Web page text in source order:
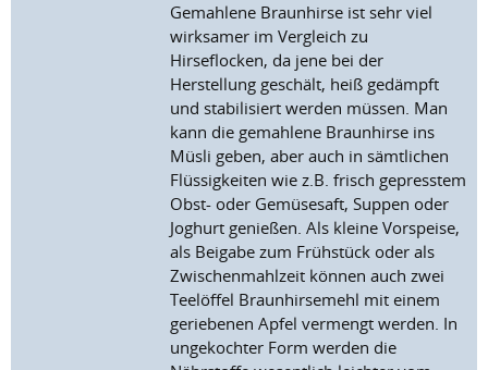
Gemahlene Braunhirse ist sehr viel
wirksamer im Vergleich zu
Hirseflocken, da jene bei der
Herstellung geschält, heiß gedämpft
und stabilisiert werden müssen. Man
kann die gemahlene Braunhirse ins
Müsli geben, aber auch in sämtlichen
Flüssigkeiten wie z.B. frisch gepresstem
Obst- oder Gemüsesaft, Suppen oder
Joghurt genießen. Als kleine Vorspeise,
als Beigabe zum Frühstück oder als
Zwischenmahlzeit können auch zwei
Teelöffel Braunhirsemehl mit einem
geriebenen Apfel vermengt werden. In
ungekochter Form werden die